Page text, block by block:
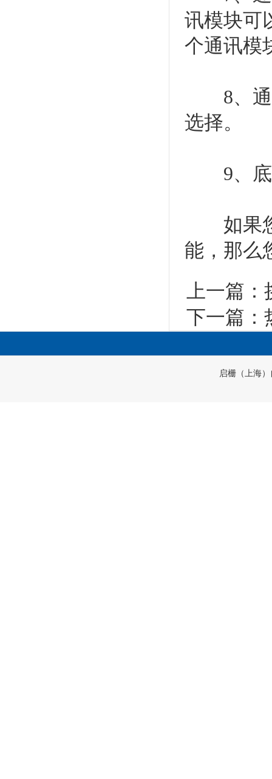
讯模块可
个通讯模
8、通讯
选择。
9、底
如果您
能，那么
上一篇：
下一篇：
启栅（上海